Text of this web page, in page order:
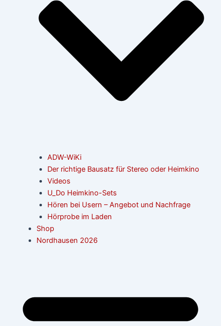
ADW-WiKi
Der richtige Bausatz für Stereo oder Heimkino
Videos
U_Do Heimkino-Sets
Hören bei Usern – Angebot und Nachfrage
Hörprobe im Laden
Shop
Nordhausen 2026